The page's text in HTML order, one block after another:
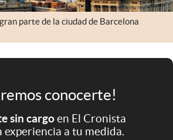
parte de la ciudad de Barcelona
conocerte!
sin cargoen El Cronista
experiencia a tu medida.